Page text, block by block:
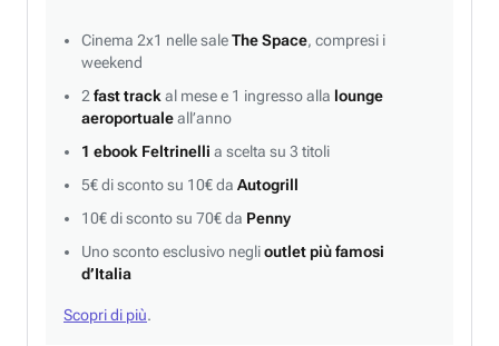
Cinema 2x1 nelle saleThe Space, compresi i
weekend
2 fast track al mese e 1 ingresso alla lounge
aeroportualeall’anno
1 ebook Feltrinelli a scelta su 3 titoli
5€ di sconto su 10€ da Autogrill
10€ di sconto su 70€ da Penny
Uno sconto esclusivo neglioutlet più famosi
d’Italia
Scopri di più.